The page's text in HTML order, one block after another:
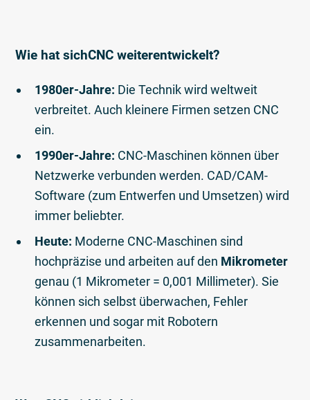
Wie hat sichCNC weiterentwickelt?
1980er-Jahre: Die Technik wird weltweit
verbreitet. Auch kleinere Firmen setzen CNC
ein.
1990er-Jahre: CNC-Maschinen können über
Netzwerke verbunden werden. CAD/CAM-
Software (zum Entwerfen und Umsetzen) wird
immer beliebter.
Heute: Moderne CNC-Maschinen sind
hochpräzise und arbeiten auf den Mikrometer
genau (1 Mikrometer = 0,001 Millimeter). Sie
können sich selbst überwachen, Fehler
erkennen und sogar mit Robotern
zusammenarbeiten.